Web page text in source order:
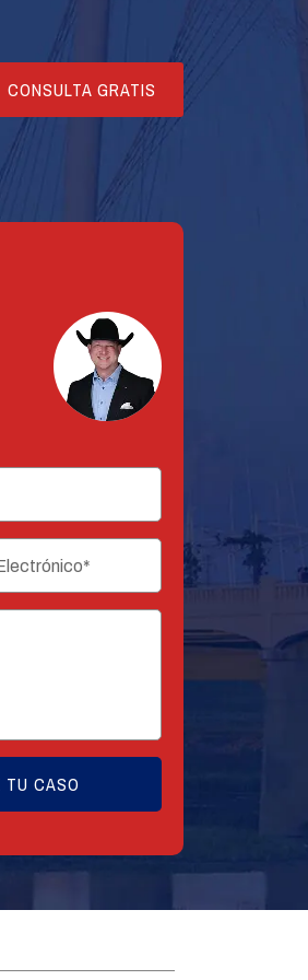
CONSULTA GRATIS